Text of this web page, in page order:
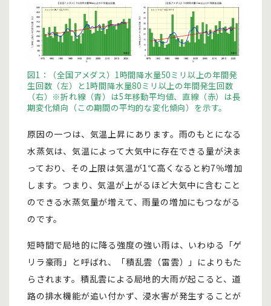
図1：（全国アメダス）1時間降水量50ミリ以上の年間発
生回数（左）と1時間降水量80ミリ以上の年間発生回数
（右）※折れ線（青）は5年移動平均値、直線（赤）は長
期変化傾向（この期間の平均的な変化傾向）を示す。
原因の一つは、気温上昇にあります。雨のもとになる
水蒸気は、気温によって大気中に存在できる量が決ま
っており、その上限は気温が1℃高くなると約7％増加
します。つまり、気温が上がるほど大気中に含むこと
のできる水蒸気量が増えて、雨量の増加にもつながる
のです。
短時間で局地的に降る強度の強い雨は、いわゆる「ゲ
リラ豪雨」と呼ばれ、「積乱雲（雷雲）」によりもた
らされます。積乱雲による局地的大雨が起こると、道
路の排水機能が追い付かず、浸水害が発生することが